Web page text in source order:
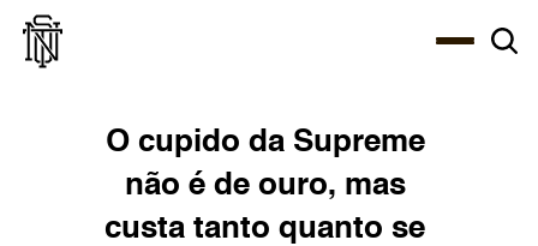
O cupido da Supreme
não é de ouro, mas
custa tanto quanto se